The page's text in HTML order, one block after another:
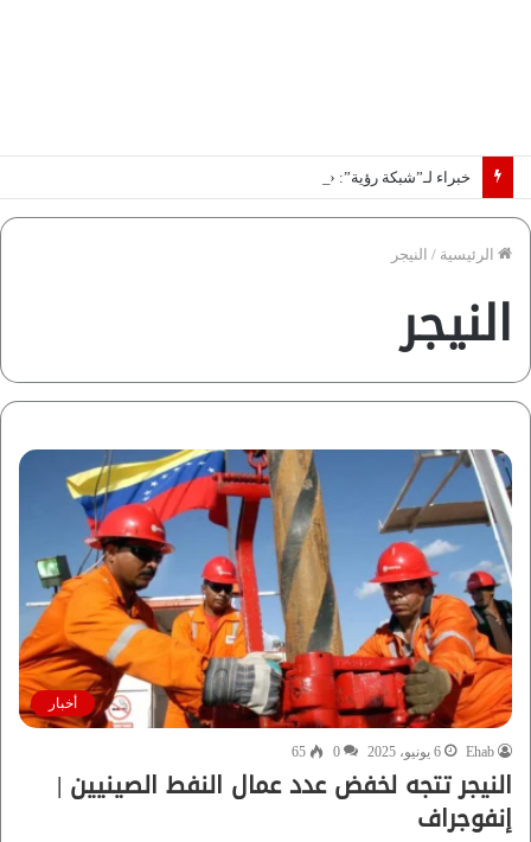
خبراء لـ”شبكة رؤية”: «اتفاق مكة» يغيّر قواعد اللعبة بالشرق الأوسط
الرئيسية / النيجر
النيجر
أخبار
Ehab 6 يونيو، 2025 0
65
النيجر تتجه لخفض عدد عمال النفط الصينيين |
إنفوجراف